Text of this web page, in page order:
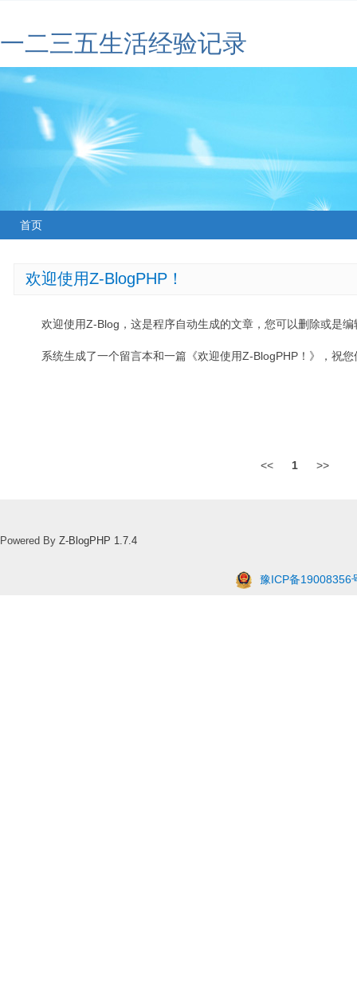
一二三五生活经验记录
首页
欢迎使用Z-BlogPHP！
欢迎使用Z-Blog，这是程序自动生成的文章，您可以删除或是编
系统生成了一个留言本和一篇《欢迎使用Z-BlogPHP！》，祝
<< 1 >>
Powered By Z-BlogPHP 1.7.4
豫ICP备19008356